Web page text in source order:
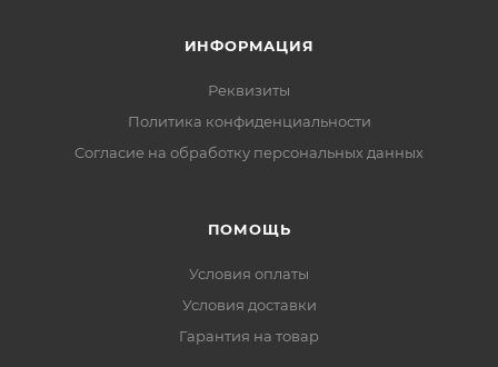
ИНФОРМАЦИЯ
Реквизиты
Политика конфиденциальности
Cогласие на обработку персональных данных
ПОМОЩЬ
Условия оплаты
Условия доставки
Гарантия на товар